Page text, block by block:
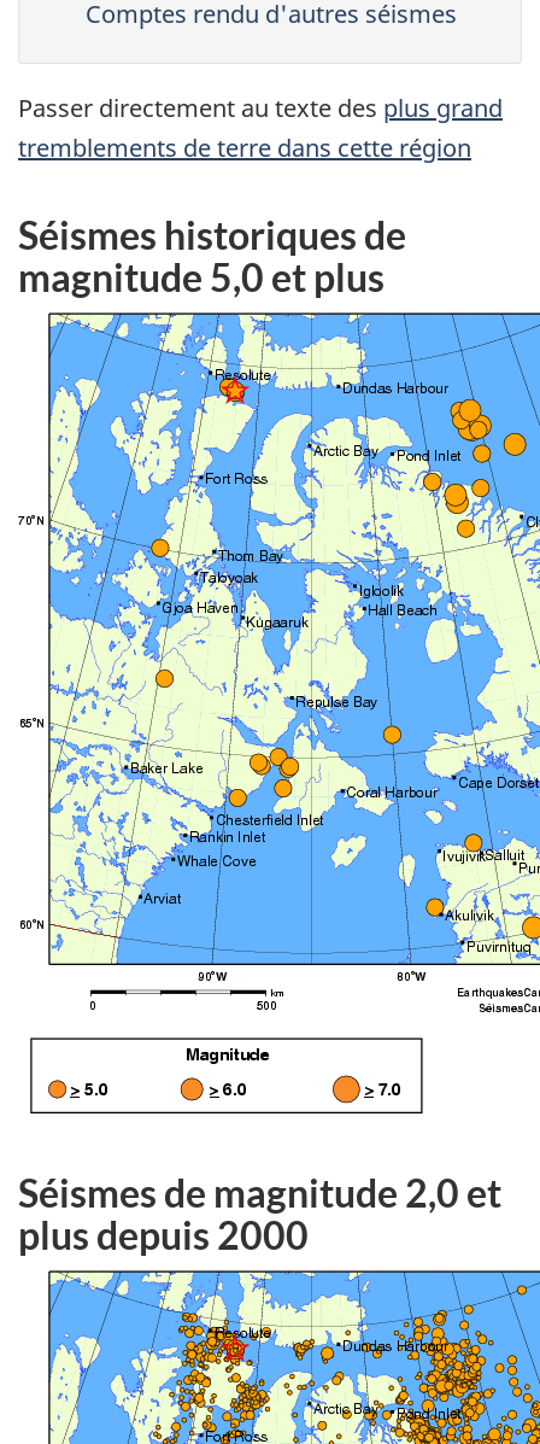
Comptes rendu d'autres séismes
Passer directement au texte des plus grand
tremblements de terre dans cette région
Séismes historiques de
magnitude 5,0 et plus
Séismes de magnitude 2,0 et
plus depuis 2000